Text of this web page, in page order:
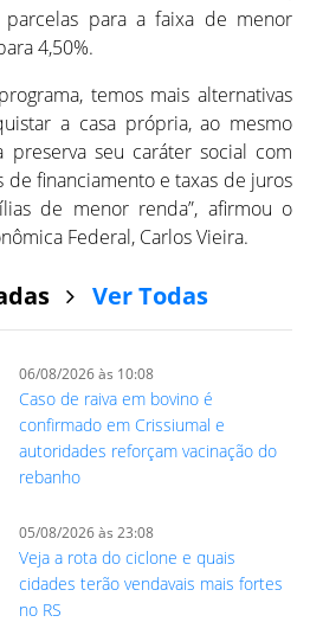
para a faixa de menor
4,50%.
temos mais alternativas
a casa própria, ao mesmo
seu caráter social com
financiamento e taxas de juros
de menor renda”, afirmou o
Federal, Carlos Vieira.
Ver Todas
06/08/2026 às 10:08
Caso de raiva em bovino é
confirmado em Crissiumal e
autoridades reforçam vacinação do
rebanho
05/08/2026 às 23:08
Veja a rota do ciclone e quais
cidades terão vendavais mais fortes
no RS